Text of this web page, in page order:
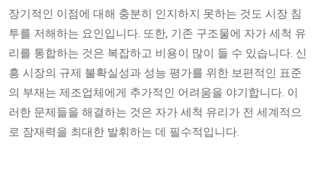
장기적인 이점에 대해 충분히 인지하지 못하는 것도 시장 침
투를 저해하는 요인입니다. 또한, 기존 구조물에 자가 세척 유
리를 통합하는 것은 복잡하고 비용이 많이 들 수 있습니다. 신
흥 시장의 규제 불확실성과 성능 평가를 위한 보편적인 표준
의 부재는 제조업체에게 추가적인 어려움을 야기합니다. 이
러한 문제들을 해결하는 것은 자가 세척 유리가 전 세계적으
로 잠재력을 최대한 발휘하는 데 필수적입니다.